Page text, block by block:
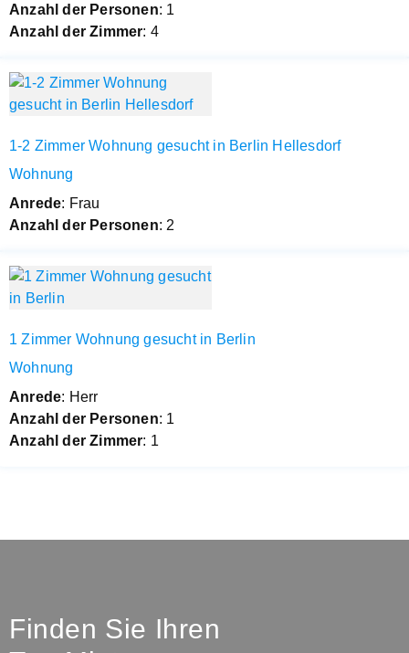
Anzahl der Personen: 1
Anzahl der Zimmer: 4
1-2 Zimmer Wohnung gesucht in Berlin Hellesdorf
Wohnung
Anrede: Frau
Anzahl der Personen: 2
1 Zimmer Wohnung gesucht in Berlin
Wohnung
Anrede: Herr
Anzahl der Personen: 1
Anzahl der Zimmer: 1
Finden Sie Ihren